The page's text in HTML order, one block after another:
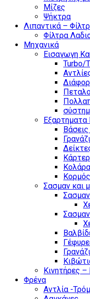
Μίζες
Ψήκτρα
Λιπαντικά –
Φίλτρα
Μηχανικά
Εισαγωγη
Turbo/
Εξαρτηματα
Κάρτερ
Κολάρα
Σασμαν και
Κινητήρες
Φρένα
Αντλία -